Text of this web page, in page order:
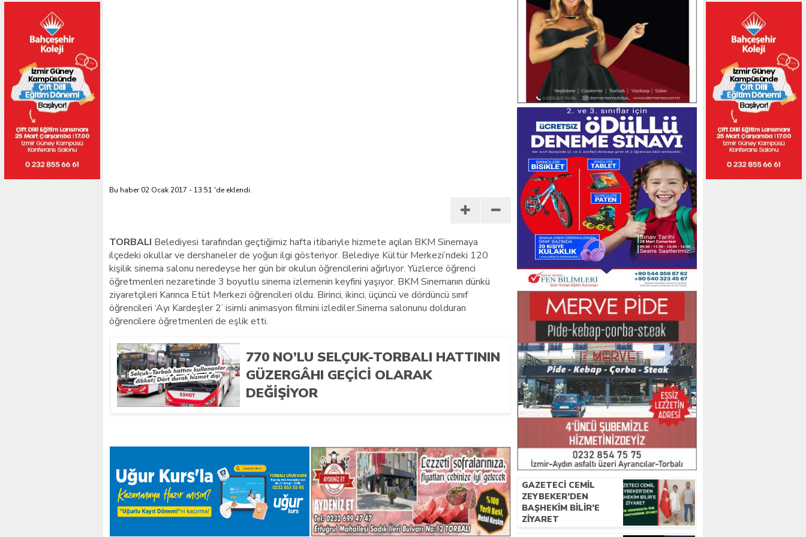
Bu haber 02 Ocak 2017 - 13:51 'de eklendi.
TORBALI Belediyesi tarafından geçtiğimiz hafta itibariyle hizmete açılan BKM Sinemaya
ilçedeki okullar ve dershaneler de yoğun ilgi gösteriyor. Belediye Kültür Merkezi’ndeki 120
kişilik sinema salonu neredeyse her gün bir okulun öğrencilerini ağırlıyor. Yüzlerce öğrenci
öğretmenleri nezaretinde 3 boyutlu sinema izlemenin keyfini yaşıyor. BKM Sinemanın dünkü
ziyaretçileri Karınca Etüt Merkezi öğrencileri oldu. Birinci, ikinci, üçüncü ve dördüncü sınıf
öğrencileri ‘Ayı Kardeşler 2’ isimli animasyon filmini izlediler.Sinema salonunu dolduran
öğrencilere öğretmenleri de eşlik etti.
770 NO’LU SELÇUK-TORBALI HATTININ
GÜZERGÂHI GEÇICI OLARAK
DEĞIŞIYOR
.
GAZETECI CEMIL
ZEYBEKER’DEN
BAŞHEKIM BILIR’E
ZIYARET